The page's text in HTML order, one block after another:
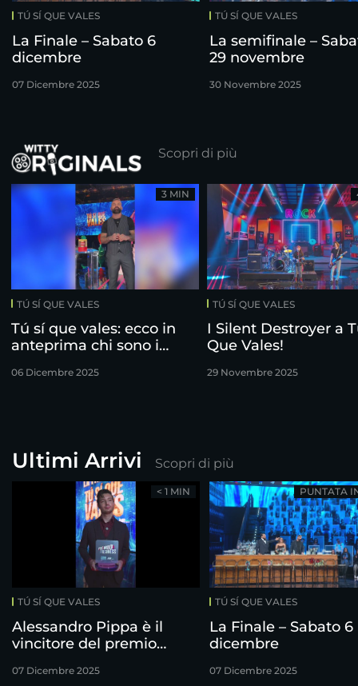
TÚ SÍ QUE VALES
La Finale – Sabato 6
dicembre
07 Dicembre 2025
TÚ SÍ QUE VALES
La semifinale –
29 novembre
30 Novembre 2025
Scopri di più
TÚ SÍ QUE VALES
Tú sí que vales: ecco in
anteprima chi sono i
06 Dicembre 2025
3 MIN
TÚ SÍ QUE VALES
I Silent Destroyer a
Que Vales!
29 Novembre 2025
Ultimi Arrivi Scopri di più
TÚ SÍ QUE VALES
Alessandro Pippa è il
vincitore del premio
07 Dicembre 2025
< 1 MIN
TÚ SÍ QUE VALES
La Finale – Sabato 6
dicembre
07 Dicembre 2025
PUNTATA